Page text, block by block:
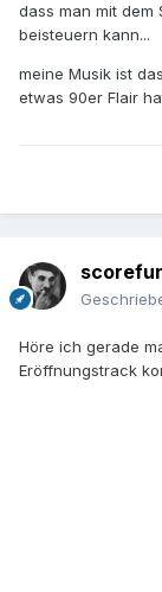
dass man mit dem
beisteuern kann...
meine Musik ist
etwas 90er Flair
Höre ich gerade
Eröffnungstrack